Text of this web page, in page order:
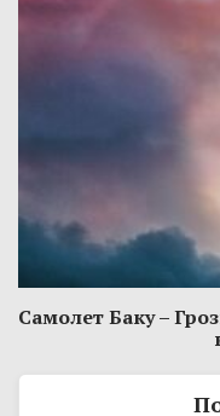
Самолет Баку –